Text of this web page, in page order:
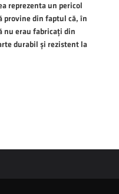
reprezenta un pericol
provine din faptul că, în
nu erau fabricați din
durabil și rezistent la